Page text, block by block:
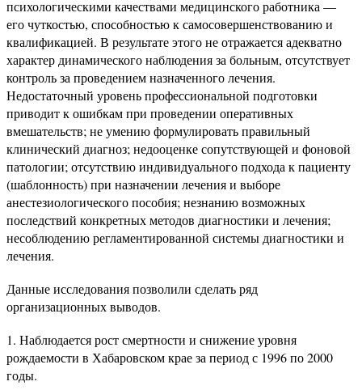
психологическими качествами медицинского работника —
его чуткостью, способностью к самосовершенствованию и
квалификацией. В результате этого не отражается адекватно
характер динамического наблюдения за больным, отсутствует
контроль за проведением назначенного лечения.
Недостаточный уровень профессиональной подготовки
приводит к ошибкам при проведении оперативных
вмешательств; не умению формулировать правильный
клинический диагноз; недооценке сопутствующей и фоновой
патологии; отсутствию индивидуального подхода к пациенту
(шаблонность) при назначении лечения и выборе
анестезиологического пособия; незнанию возможных
последствий конкретных методов диагностики и лечения;
несоблюдению регламентированной системы диагностики и
лечения.
Данные исследования позволили сделать ряд
организационных выводов.
Наблюдается рост смертности и снижение уровня
рождаемости в Хабаровском крае за период с 1996 по 2000
годы.